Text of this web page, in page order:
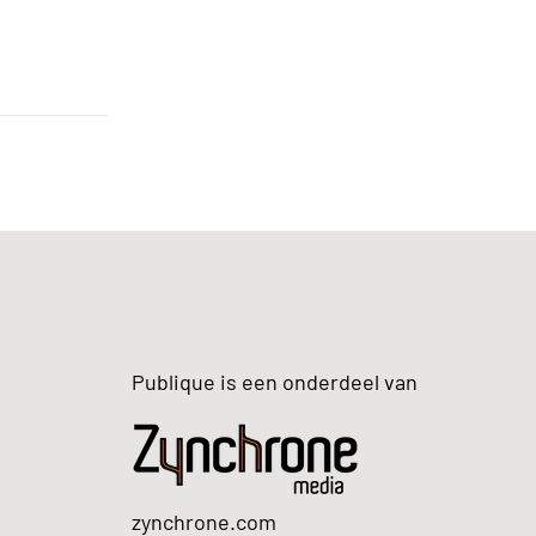
Publique is een onderdeel van
zynchrone.com